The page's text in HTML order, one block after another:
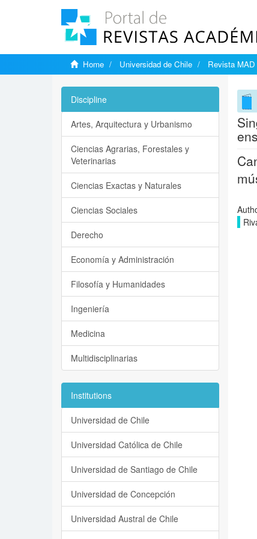
Home Universidad de Chile Revista MAD
Discipline
Artes, Arquitectura y Urbanismo
Ciencias Agrarias, Forestales y
Veterinarias
Ciencias Exactas y Naturales
Ciencias Sociales
Derecho
Economía y Administración
Filosofía y Humanidades
Ingeniería
Medicina
Multidisciplinarias
Institutions
Universidad de Chile
Universidad Católica de Chile
Universidad de Santiago de Chile
Universidad de Concepción
Universidad Austral de Chile